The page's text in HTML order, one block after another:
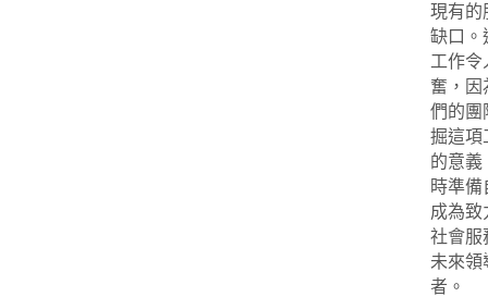
現有的
缺口。
工作令
奮，因
們的團
掘這項
的意義
時準備
成為致
社會服
未來領
者。